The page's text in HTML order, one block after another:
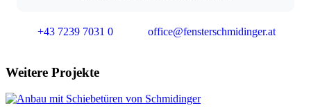
+43 7239 7031 0 office@fensterschmidinger.at
Weitere Projekte